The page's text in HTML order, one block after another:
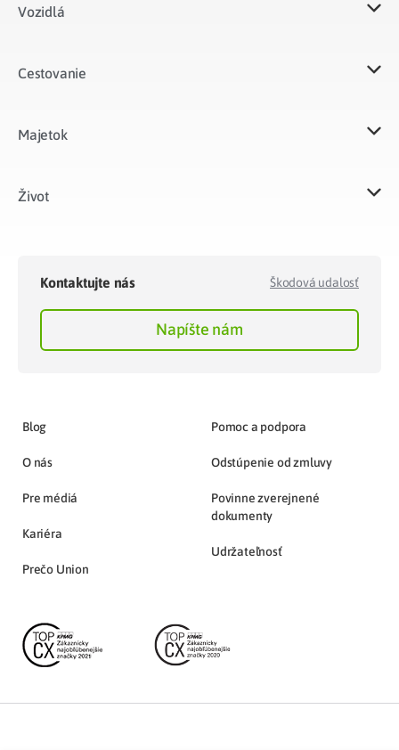
Vozidlá​
Cestovanie
Majetok​
Život​
Kontaktujte nás Škodová udalosť
Napíšte nám
Blog
O nás
Pre médiá
Kariéra
Prečo Union
Pomoc a podpora
Odstúpenie od zmluvy
Povinne zverejnené
dokumenty
Udržateľnosť